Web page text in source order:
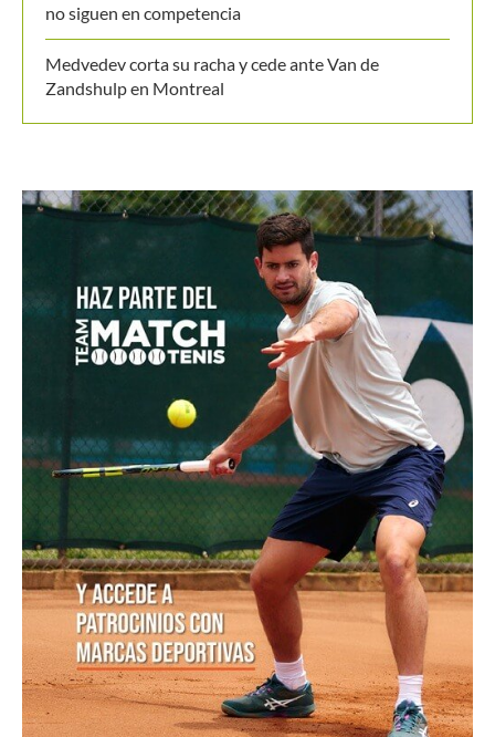
no siguen en competencia
Medvedev corta su racha y cede ante Van de
Zandshulp en Montreal